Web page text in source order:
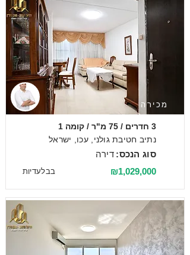
מכירה
3 חדרים / 75 מ"ר / קומה 1
נתיב חטיבת גולני, עכו, ישראל
דירה סוג הנכס:
בבלעדיות ₪1,029,000